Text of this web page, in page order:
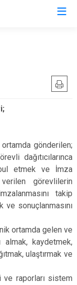
gönderilen;
dağıtıcılarınca
etmek ve İmza
görevlilerin
takip
sonuçlanmasını
ortamda gelen ve
almak, kaydetmek,
ulaştırmak ve
raporları sistem